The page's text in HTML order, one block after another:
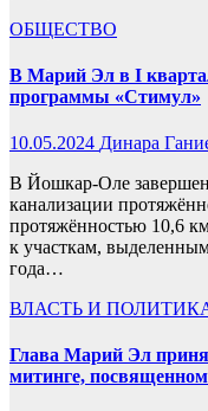
ОБЩЕСТВО
В Марий Эл в I
программы «Стимул»
10.05.2024 Динара
В Йошкар-Оле
канализации
протяжённостью 10,6
к участкам,
года…
ВЛАСТЬ И
Глава Марий Эл
митинге,